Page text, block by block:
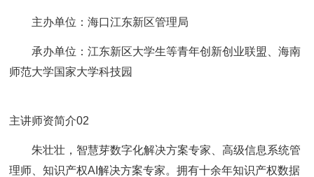
主办单位：海口江东新区管理局
承办单位：江东新区大学生等青年创新创业联盟、海南
师范大学国家大学科技园
主讲师资简介02
朱壮壮，智慧芽数字化解决方案专家、高级信息系统管
理师、知识产权AI解决方案专家。拥有十余年知识产权数据